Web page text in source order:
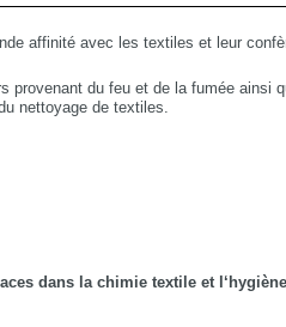
affinité avec les textiles et leur
provenant du feu et de la fumée ainsi
nettoyage de textiles.
dans la chimie textile et l‘hygiène